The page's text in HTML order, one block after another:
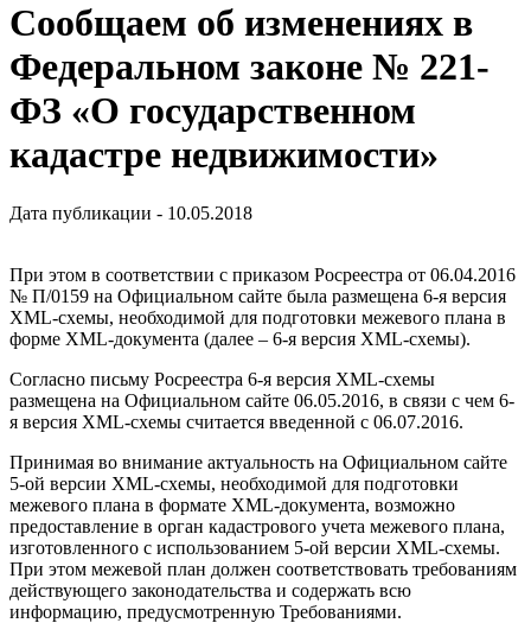
Сообщаем об изменениях в
Федеральном законе № 221-
ФЗ «О государственном
кадастре недвижимости»
Дата публикации - 10.05.2018
При этом в соответствии с приказом Росреестра от 06.04.2016
№ П/0159 на Официальном сайте была размещена 6-я версия
XML-схемы, необходимой для подготовки межевого плана в
форме XML-документа (далее – 6-я версия XML-схемы).
Согласно письму Росреестра 6-я версия XML-схемы
размещена на Официальном сайте 06.05.2016, в связи с чем 6-
я версия XML-схемы считается введенной с 06.07.2016.
Принимая во внимание актуальность на Официальном сайте
5-ой версии XML-схемы, необходимой для подготовки
межевого плана в формате XML-документа, возможно
предоставление в орган кадастрового учета межевого плана,
изготовленного с использованием 5-ой версии XML-схемы.
При этом межевой план должен соответствовать требованиям
действующего законодательства и содержать всю
информацию, предусмотренную Требованиями.